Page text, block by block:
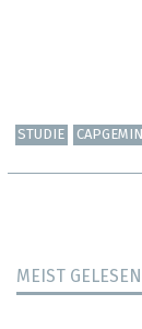
STUDIE CAPGEMINI
MEIST GELESEN